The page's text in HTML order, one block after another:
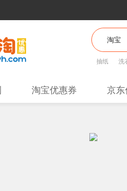
抽纸 洗
淘宝优惠券 京东